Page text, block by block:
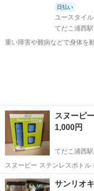
日払い
ユースタイ
てだこ浦西駅
重い障害や難病などで身体を
スヌーピ
1,000円
てだこ浦西駅
スヌーピー ステンレスボトル＋2カップ 450ml 新品
メント品です。 お取
沖縄 沖縄市 てだこ浦
サンリオ